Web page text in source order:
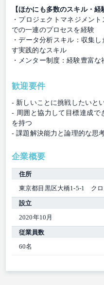
【ほかにも多数のスキル・経
・プロジェクトマネジメン
での一連のプロセスを経験
・データ分析スキル：収集
す実践的なスキル
・メンター制度：経験豊富
歓迎要件
- 新しいことに挑戦したいと
- 周囲と協力して目標達成で
を持つ
- 課題解決能力と論理的な思
企業概要
住所
東京都目黒区大橋1-5-1 クロ
設立
2020年10月
従業員数
60名